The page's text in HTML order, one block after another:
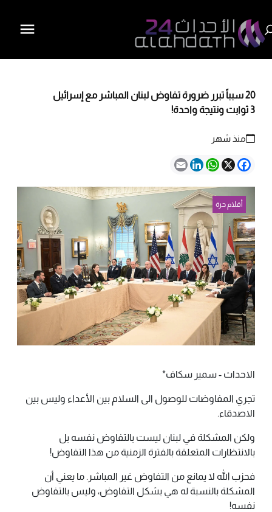
20 سبباً تبرر ضرورة تفاوض لبنان المباشر مع إسرائيل
3 ثوابت ونتيجة واحدة!
منذ شهر
Facebook
X
WhatsApp
LinkedIn
Email
أقلام حرة
الاحداث - سمير سكاف*
تجري المفاوضات للوصول الى السلام بين الأعداء وليس بين
الاصدقاء.
ولكن المشكلة في لبنان ليست بالتفاوض نفسه بل
بالانتظارات المتعلقة بالفترة الزمنية من هذا التفاوض!
فحزب الله لا يمانع من التفاوض غير المباشر. ما يعني أن
المشكلة بالنسبة له هي بشكل التفاوض، وليس بالتفاوض
نفسه!